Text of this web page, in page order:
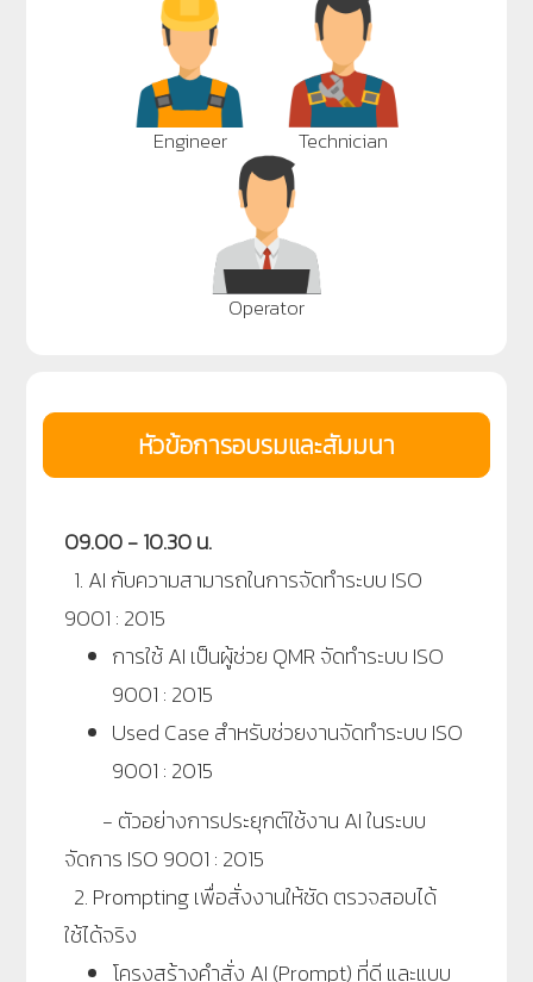
Engineer Technician
Operator
หัวข้อการอบรมและสัมมนา
09.00 - 10.30 น.
1. AI กับความสามารถในการจัดทำระบบ ISO
9001 : 2015
การใช้ AI เป็นผู้ช่วย QMR จัดทำระบบ ISO
9001 : 2015
Used Case สำหรับช่วยงานจัดทำระบบ ISO
9001 : 2015
- ตัวอย่างการประยุกต์ใช้งาน AI ในระบบ
จัดการ ISO 9001 : 2015
2. Prompting เพื่อสั่งงานให้ชัด ตรวจสอบได้
ใช้ได้จริง
โครงสร้างคำสั่ง AI (Prompt) ที่ดี และแบบ